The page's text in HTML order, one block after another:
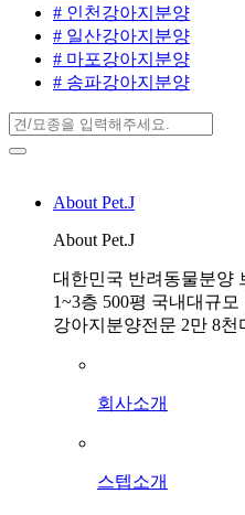
# 인천강아지분양
# 일산강아지분양
# 마포강아지분양
# 송파강아지분양
About Pet.J
About Pet.J
대한민국 반려동물분양
1~3층 500평 국내대규모
강아지분양전문 2만 8천
회사소개
스텝소개